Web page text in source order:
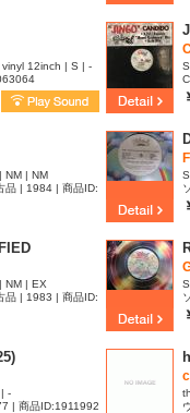
12inch | S | -
NM | NM
品 | 1984 | 商品ID:
NM | EX
品 | 1983 | 商品ID:
-
| 商品ID:1911992